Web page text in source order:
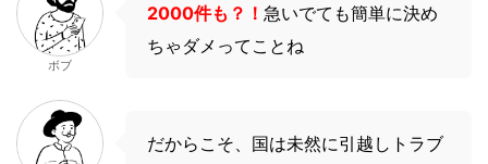
ボブ
2000件も？！ 急いでても簡単に決め
ちゃダメってことね
だからこそ、国は未然に引越しトラブ